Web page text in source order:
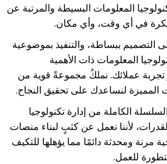
المعلومات البسيطة والمرتبة عن
في أي وقت، وأي مكان.
التصميم ببساطة، والتنفيذ بموضوعية
المعلومات ذات الأهمية
تجربة عملائك. نملكُ مجموعةً قوية من
المميزة لنساعدك على تحقيق النجاح.
الكاملة من إدارة تكنولوجيا
لأننا نعمل عن كثبٍ لبناء منصات
مرنة ومحدثة دائمًا مما يؤهلها للتكيف
للعمل.